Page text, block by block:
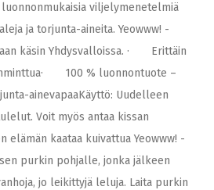
viljelymenetelmiä
ja torjunta-aineita. Yeowww! -
käsin Yhdysvalloissa. · Erittäin
100 % luonnontuote –
ainevapaaKäyttö: Uudelleen
Voit myös antaa kissan
kaataa kuivattua Yeowww! -
purkin pohjalle, jonka jälkeen
jo leikittyjä leluja. Laita purkin